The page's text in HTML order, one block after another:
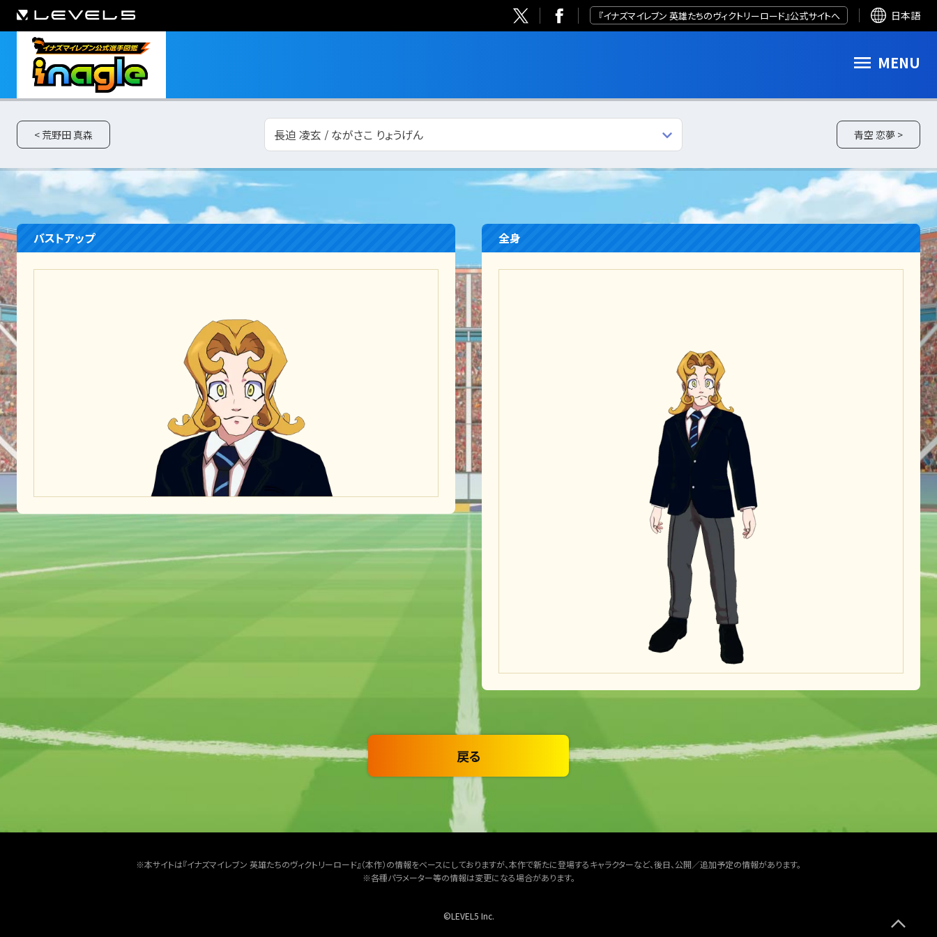
『イナズマイレブン 英雄たちのヴィクトリーロード』公式サイトへ 日本語
MENU
< 荒野田 真森 長迫 凌玄 / ながさこ りょうげん 青空 恋夢 >
バストアップ 全身
戻る
※本サイトは『イナズマイレブン 英雄たちのヴィクトリーロード』（本作）の情報をベースにしておりますが、本作で新たに登場するキャラクターなど、後日、公開／追加予定の情報があります。
※各種パラメーター等の情報は変更になる場合があります。
©LEVEL5 Inc.